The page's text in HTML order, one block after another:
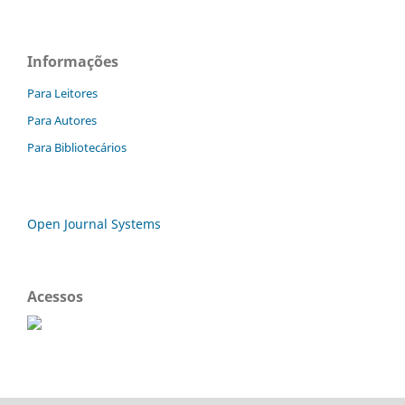
Informações
Para Leitores
Para Autores
Para Bibliotecários
Open Journal Systems
Acessos